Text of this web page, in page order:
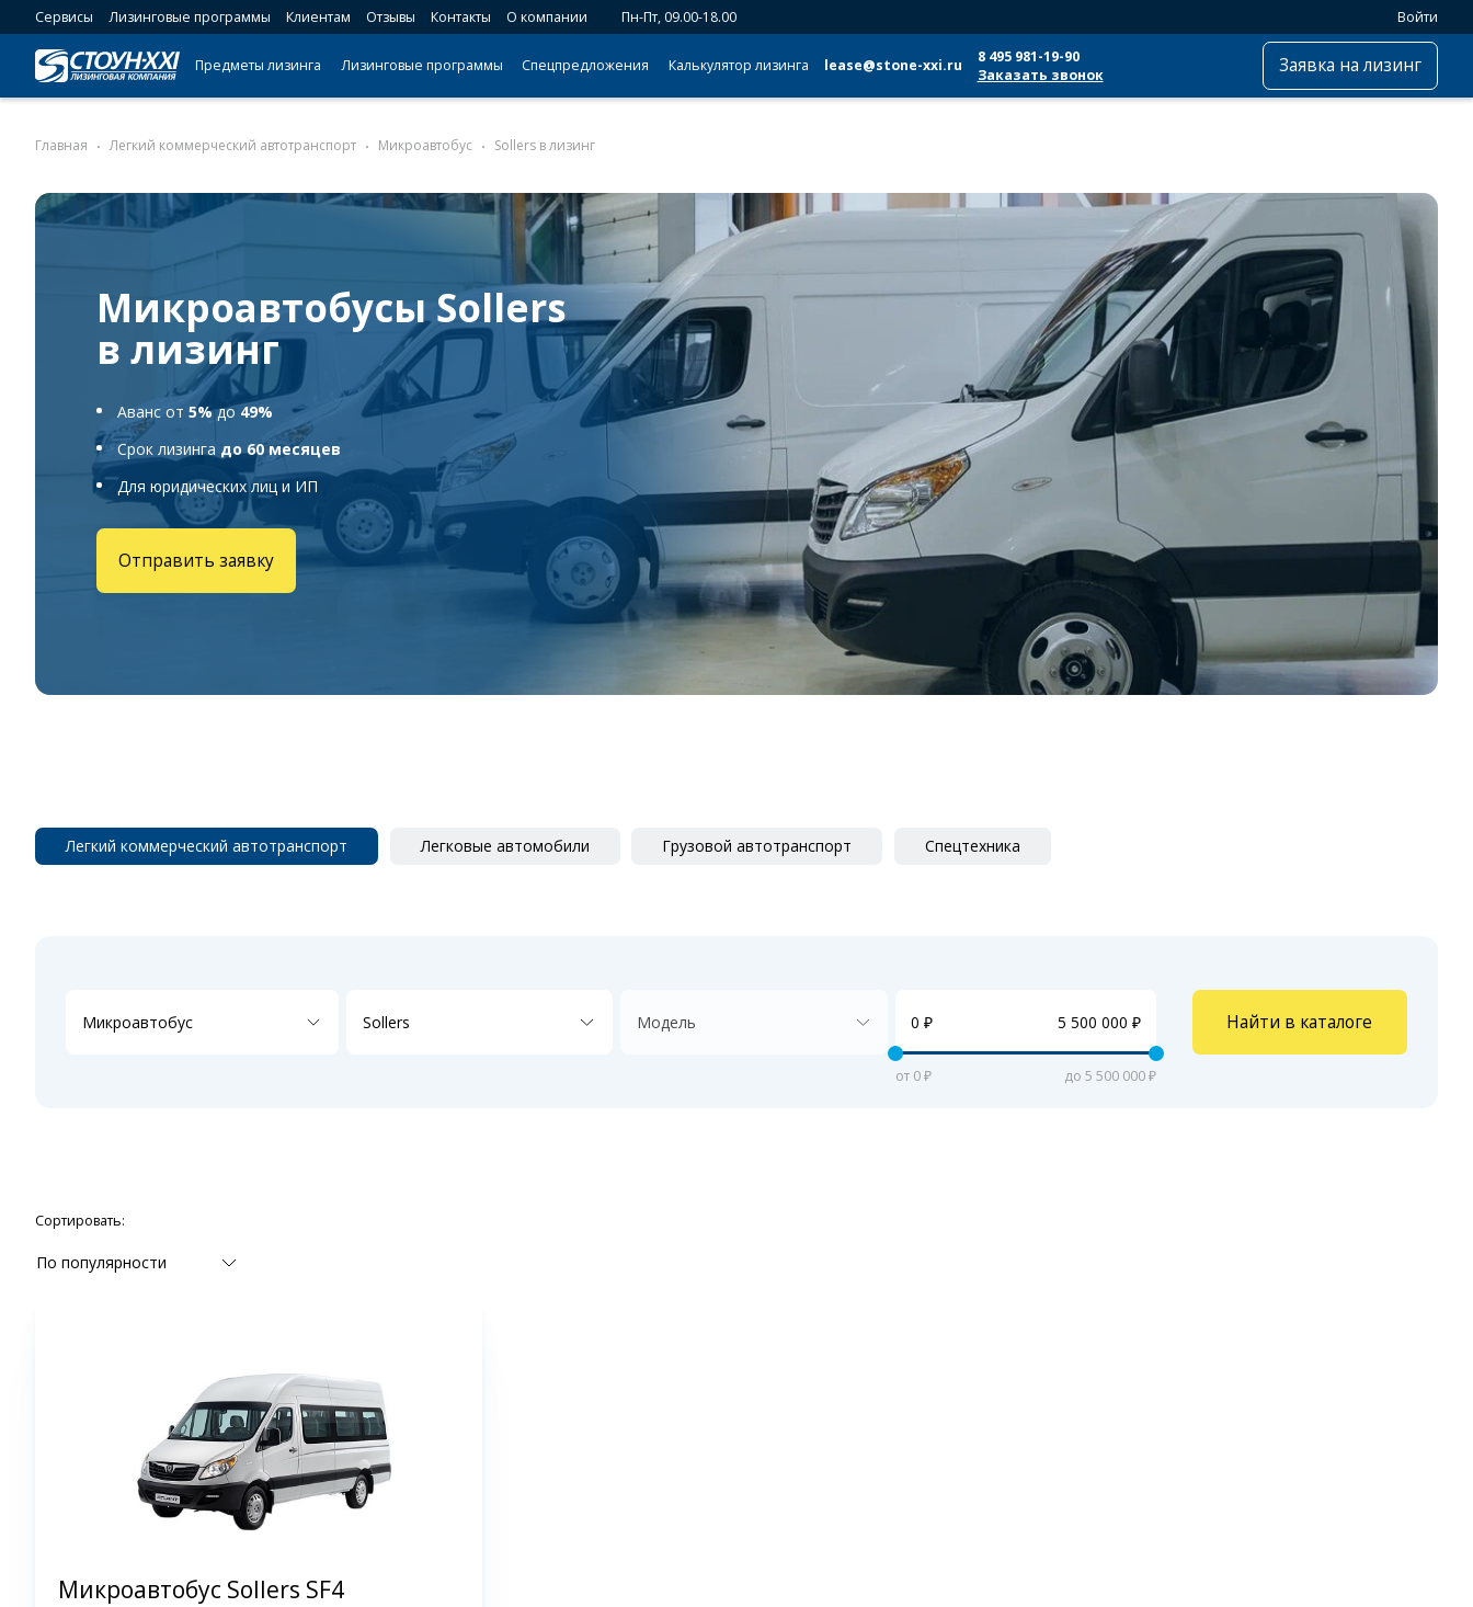
Сервисы Лизинговые программы Клиентам Отзывы Контакты О компании Пн-Пт, 09.00-18.00 Войти
Предметы лизинга Лизинговые программы Спецпредложения Калькулятор лизинга lease@stone-xxi.ru
8 495 981-19-90
Заказать звонок
Заявка на лизинг
Главная Легкий коммерческий автотранспорт Микроавтобус Sollers в лизинг
Микроавтобусы Sollers
в лизинг
Аванс от5%до49%
Срок лизинга до 60 месяцев
Для юридических лиц и ИП
Отправить заявку
Легкий коммерческий автотранспорт Легковые автомобили Грузовой автотранспорт Спецтехника
Микроавтобус Sollers Модель
от 0 ₽ до 5 500 000 ₽
Найти в каталоге
Сортировать:
По популярности
Микроавтобус Sollers SF4